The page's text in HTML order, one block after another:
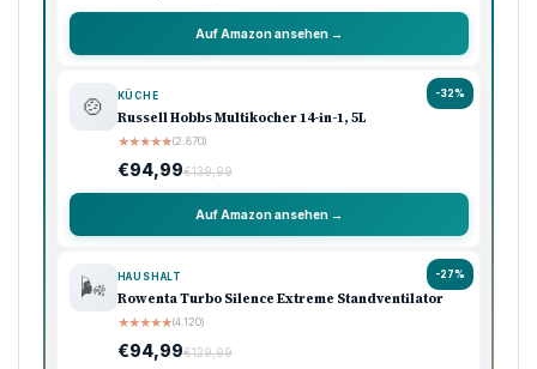
Auf Amazon ansehen →
-32%
🍲 KÜCHE
Russell Hobbs Multikocher 14-in-1, 5L
★★★★★(2.870)
€94,99€139,99
Auf Amazon ansehen →
-27%
🌬️ HAUSHALT
Rowenta Turbo Silence Extreme Standventilator
★★★★★(4.120)
€94,99€129,99